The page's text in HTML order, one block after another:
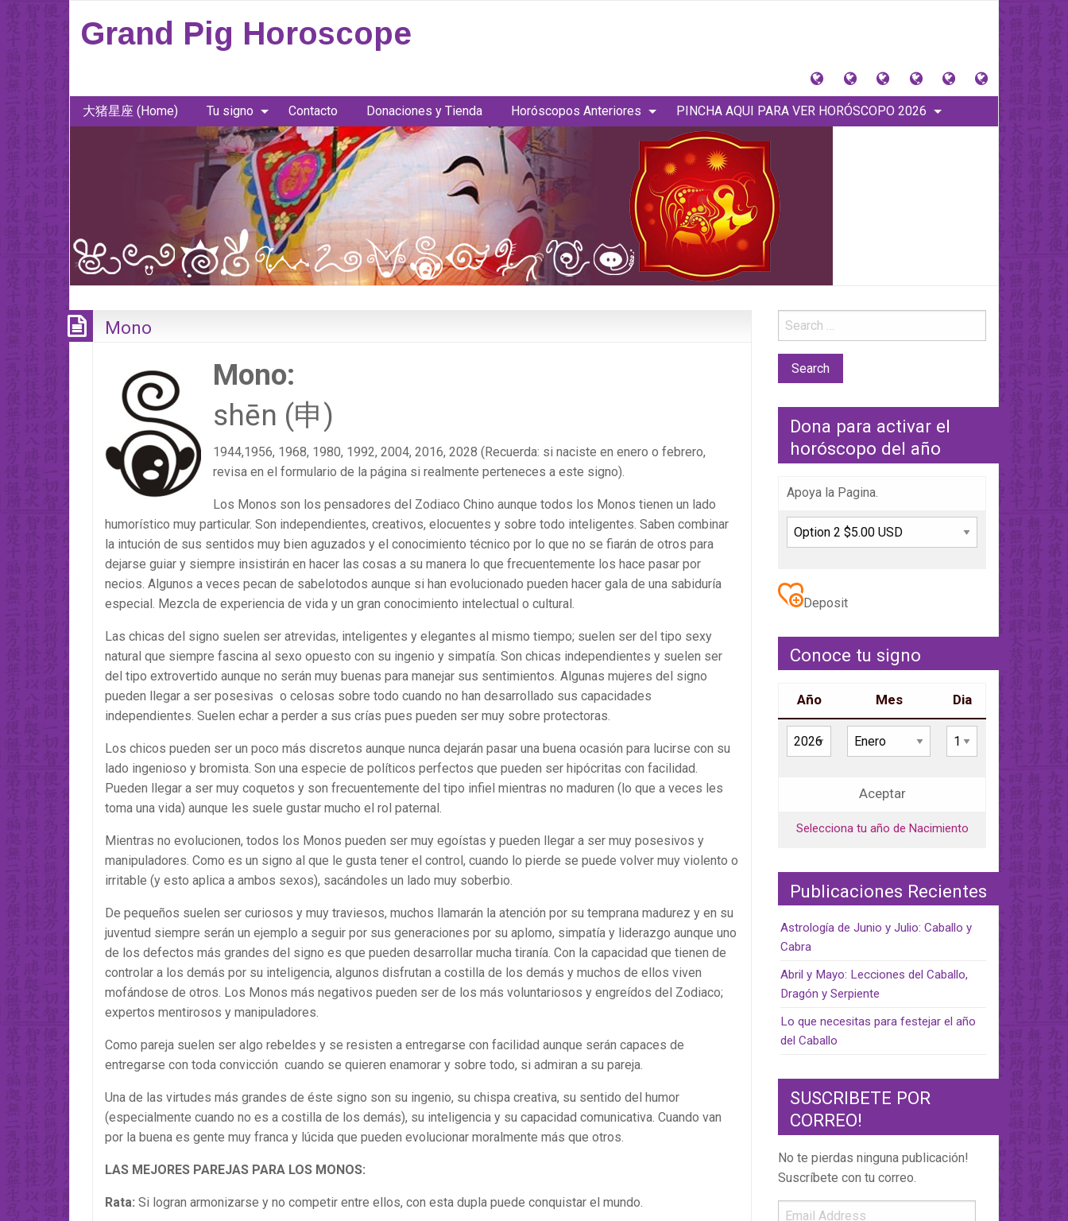
Grand Pig Horoscope
猪
星
signo
ContactoDonaciones
y
Tienda
Horóscopos
Anteriores
AQUI
大猪星座 (Home) Tu signo Contacto Donaciones y Tienda Horóscopos Anteriores PINCHA AQUI PARA VER HORÓSCOPO 2026
Mono
Mono:
shēn (申)
1944,1956, 1968, 1980, 1992, 2004, 2016, 2028 (Recuerda: si naciste en enero o febrero,
revisa en el formulario de la página si realmente perteneces a este signo).
Los Monos son los pensadores del Zodiaco Chino aunque todos los Monos tienen un lado
humorístico muy particular. Son independientes, creativos, elocuentes y sobre todo inteligentes. Saben combinar
la intución de sus sentidos muy bien aguzados y el conocimiento técnico por lo que no se fiarán de otros para
dejarse guiar y siempre insistirán en hacer las cosas a su manera lo que frecuentemente los hace pasar por
necios. Algunos a veces pecan de sabelotodos aunque si han evolucionado pueden hacer gala de una sabiduría
especial. Mezcla de experiencia de vida y un gran conocimiento intelectual o cultural.
Las chicas del signo suelen ser atrevidas, inteligentes y elegantes al mismo tiempo; suelen ser del tipo sexy
natural que siempre fascina al sexo opuesto con su ingenio y simpatía. Son chicas independientes y suelen ser
del tipo extrovertido aunque no serán muy buenas para manejar sus sentimientos. Algunas mujeres del signo
pueden llegar a ser posesivas o celosas sobre todo cuando no han desarrollado sus capacidades
independientes. Suelen echar a perder a sus crías pues pueden ser muy sobre protectoras.
Los chicos pueden ser un poco más discretos aunque nunca dejarán pasar una buena ocasión para lucirse con su
lado ingenioso y bromista. Son una especie de políticos perfectos que pueden ser hipócritas con facilidad.
Pueden llegar a ser muy coquetos y son frecuentemente del tipo infiel mientras no maduren (lo que a veces les
toma una vida) aunque les suele gustar mucho el rol paternal.
Mientras no evolucionen, todos los Monos pueden ser muy egoístas y pueden llegar a ser muy posesivos y
manipuladores. Como es un signo al que le gusta tener el control, cuando lo pierde se puede volver muy violento o
irritable (y esto aplica a ambos sexos), sacándoles un lado muy soberbio.
De pequeños suelen ser curiosos y muy traviesos, muchos llamarán la atención por su temprana madurez y en su
juventud siempre serán un ejemplo a seguir por sus generaciones por su aplomo, simpatía y liderazgo aunque uno
de los defectos más grandes del signo es que pueden desarrollar mucha tiranía. Con la capacidad que tienen de
controlar a los demás por su inteligencia, algunos disfrutan a costilla de los demás y muchos de ellos viven
mofándose de otros. Los Monos más negativos pueden ser de los más voluntariosos y engreídos del Zodiaco;
expertos mentirosos y manipuladores.
Como pareja suelen ser algo rebeldes y se resisten a entregarse con facilidad aunque serán capaces de
entregarse con toda convicción cuando se quieren enamorar y sobre todo, si admiran a su pareja.
Una de las virtudes más grandes de éste signo son su ingenio, su chispa creativa, su sentido del humor
(especialmente cuando no es a costilla de los demás), su inteligencia y su capacidad comunicativa. Cuando van
por la buena es gente muy franca y lúcida que pueden evolucionar moralmente más que otros.
LAS MEJORES PAREJAS PARA LOS MONOS:
Rata: Si logran armonizarse y no competir entre ellos, con esta dupla puede conquistar el mundo.
Dona para activar el
horóscopo del año
Apoya la Pagina.
Deposit
Conoce tu signo
Año Mes Dia
Aceptar
Selecciona tu año de Nacimiento
Publicaciones Recientes
Astrología de Junio y Julio: Caballo y
Cabra
Abril y Mayo: Lecciones del Caballo,
Dragón y Serpiente
Lo que necesitas para festejar el año
del Caballo
SUSCRIBETE POR
CORREO!
No te pierdas ninguna publicación!
Suscríbete con tu correo.
Email